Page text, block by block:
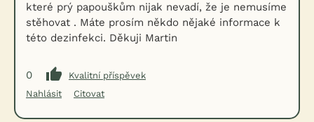
které prý papouškům nijak nevadí, že je nemusíme
stěhovat . Máte prosím někdo nějaké informace k
této dezinfekci. Děkuji Martin
0
Kvalitní příspěvek
Nahlásit
Citovat